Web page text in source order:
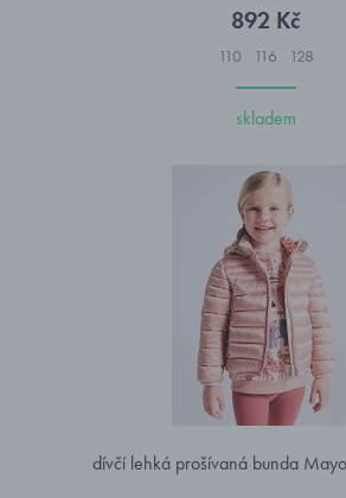
892 Kč
110 116 128
skladem
dívčí lehká prošívaná bunda